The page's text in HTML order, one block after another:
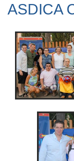
ASDICA